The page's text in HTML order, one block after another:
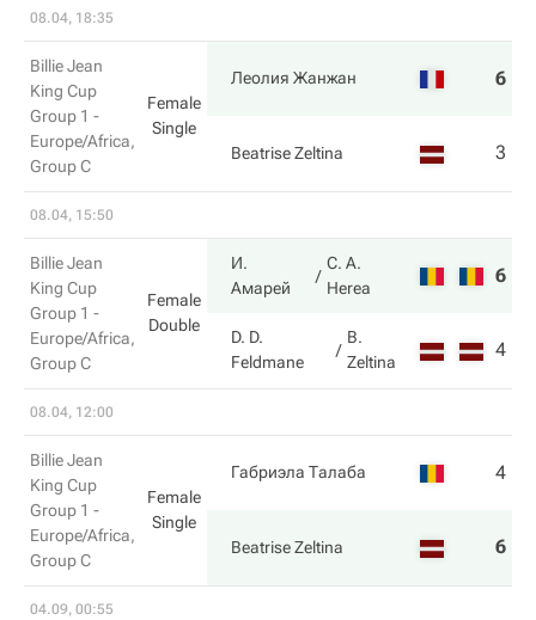
08.04, 18:35
Billie Jean
King Cup
Group 1 -
Europe/Africa,
Group C
Female
Single
Леолия Жанжан 6
Beatrise Zeltina 3
08.04, 15:50
Billie Jean
King Cup
Group 1 -
Europe/Africa,
Group C
Female
Double
И.
Амарей
C. A.
Herea
6
D. D.
Feldmane
B.
Zeltina
4
08.04, 12:00
Billie Jean
King Cup
Group 1 -
Europe/Africa,
Group C
Female
Single
Габриэла Талаба 4
Beatrise Zeltina 6
04.09, 00:55